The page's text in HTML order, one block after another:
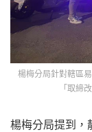
楊梅分局針對轄區
「取締
楊梅分局提到，